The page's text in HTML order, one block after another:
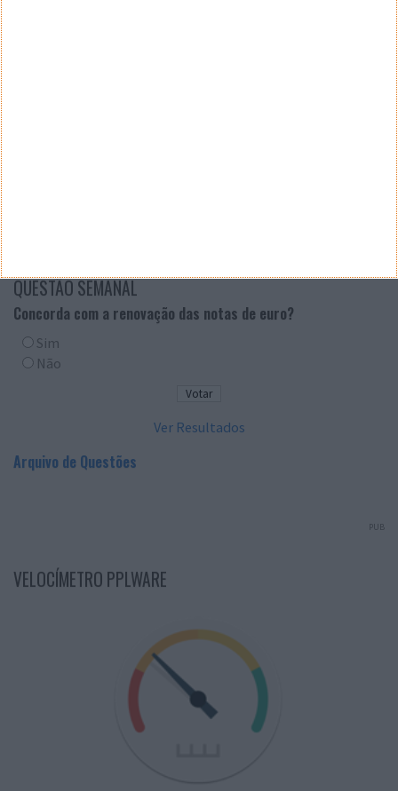
QUESTÃO SEMANAL
Concorda com a renovação das notas de euro?
Sim
Não
Ver Resultados
Arquivo de Questões
PUB
VELOCÍMETRO PPLWARE